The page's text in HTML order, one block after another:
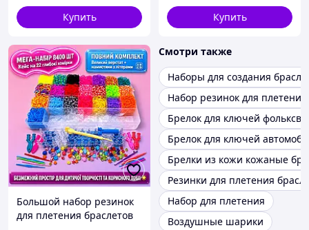
Купить Купить
Большой набор резинок
для плетения браслетов
Смотри также
Наборы для создания
Набор резинок для плетения
Брелок для ключей
Брелок для ключей
Брелки из кожи кожаные
Резинки для плетения
Набор для плетения
Воздушные шарики